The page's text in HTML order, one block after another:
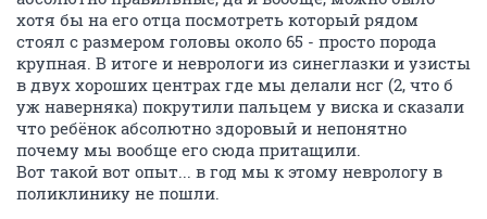
хотя бы на его отца посмотреть который рядом
стоял с размером головы около 65 - просто порода
крупная. В итоге и неврологи из синеглазки и узисты
в двух хороших центрах где мы делали нсг (2, что б
уж наверняка) покрутили пальцем у виска и сказали
что ребёнок абсолютно здоровый и непонятно
почему мы вообще его сюда притащили.
Вот такой вот опыт... в год мы к этому неврологу в
поликлинику не пошли.